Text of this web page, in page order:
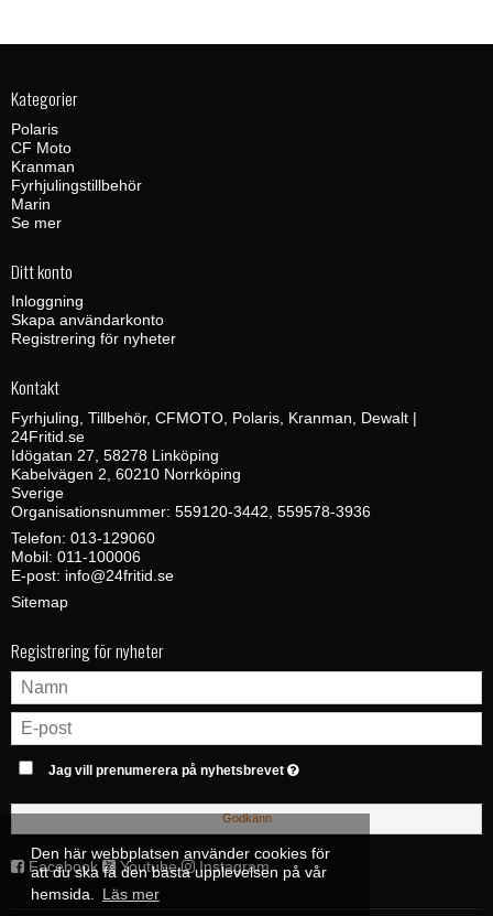
Den här webbplatsen använder cookies för
att du ska få den bästa upplevelsen på vår
hemsida.
Läs mer
Kategorier
Polaris
CF Moto
Kranman
Fyrhjulingstillbehör
Marin
Se mer
Ditt konto
Inloggning
Skapa användarkonto
Registrering för nyheter
Kontakt
Fyrhjuling, Tillbehör, CFMOTO, Polaris, Kranman, Dewalt |
24Fritid.se
Idögatan 27, 58278 Linköping
Kabelvägen 2, 60210 Norrköping
Sverige
Organisationsnummer: 559120-3442, 559578-3936
Telefon: 013-129060
Mobil: 011-100006
E-post: info@24fritid.se
Sitemap
Registrering för nyheter
Jag vill prenumerera på nyhetsbrevet
Godkänn
Facebook Youtube Instagram